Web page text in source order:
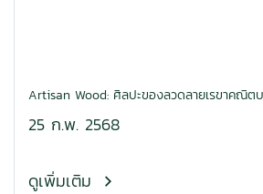
Artisan Wood: ศิลปะของลวดลายเรขาคณิต
25 ก.พ. 2568
ดูเพิ่มเติม